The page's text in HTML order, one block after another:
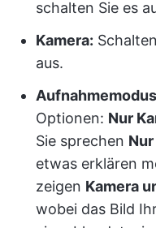
schalten Sie es
Kamera:
aus.
Optionen: Nur
Sie sprechen
etwas erklären
zeigen Kamera
wobei das Bild